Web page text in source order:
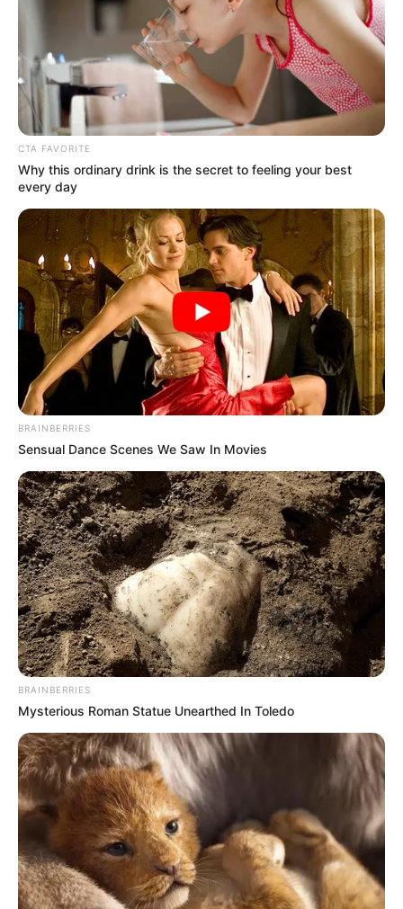
CTA FAVORITE
Why this ordinary drink is the secret to feeling your best
every day
BRAINBERRIES
Sensual Dance Scenes We Saw In Movies
BRAINBERRIES
Mysterious Roman Statue Unearthed In Toledo